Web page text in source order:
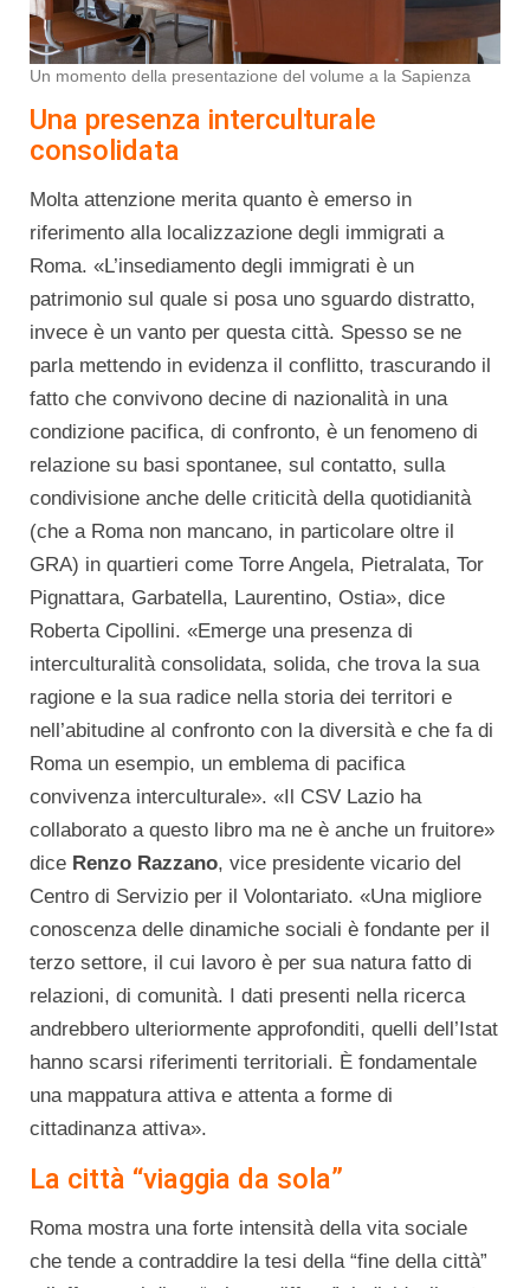
Un momento della presentazione del volume a la Sapienza
Una presenza interculturale
consolidata
Molta attenzione merita quanto è emerso in
riferimento alla localizzazione degli immigrati a
Roma. «L’insediamento degli immigrati è un
patrimonio sul quale si posa uno sguardo distratto,
invece è un vanto per questa città. Spesso se ne
parla mettendo in evidenza il conflitto, trascurando il
fatto che convivono decine di nazionalità in una
condizione pacifica, di confronto, è un fenomeno di
relazione su basi spontanee, sul contatto, sulla
condivisione anche delle criticità della quotidianità
(che a Roma non mancano, in particolare oltre il
GRA) in quartieri come Torre Angela, Pietralata, Tor
Pignattara, Garbatella, Laurentino, Ostia», dice
Roberta Cipollini. «Emerge una presenza di
interculturalità consolidata, solida, che trova la sua
ragione e la sua radice nella storia dei territori e
nell’abitudine al confronto con la diversità e che fa di
Roma un esempio, un emblema di pacifica
convivenza interculturale». «Il CSV Lazio ha
collaborato a questo libro ma ne è anche un fruitore»
dice Renzo Razzano, vice presidente vicario del
Centro di Servizio per il Volontariato. «Una migliore
conoscenza delle dinamiche sociali è fondante per il
terzo settore, il cui lavoro è per sua natura fatto di
relazioni, di comunità. I dati presenti nella ricerca
andrebbero ulteriormente approfonditi, quelli dell’Istat
hanno scarsi riferimenti territoriali. È fondamentale
una mappatura attiva e attenta a forme di
cittadinanza attiva».
La città “viaggia da sola”
Roma mostra una forte intensità della vita sociale
che tende a contraddire la tesi della “fine della città”